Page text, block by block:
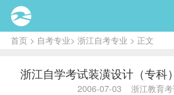
首页> 自考专业> 浙江自考专业 > 正文
浙江自学考试装潢设计（专科
2006-07-03 浙江教育